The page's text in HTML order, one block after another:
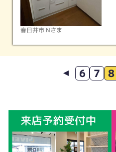
春日井市 Nさま
6 7 8